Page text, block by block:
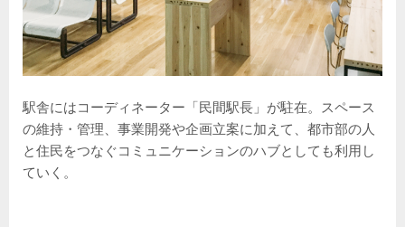
駅舎にはコーディネーター「民間駅長」が駐在。スペース
の維持・管理、事業開発や企画立案に加えて、都市部の人
と住民をつなぐコミュニケーションのハブとしても利用し
ていく。